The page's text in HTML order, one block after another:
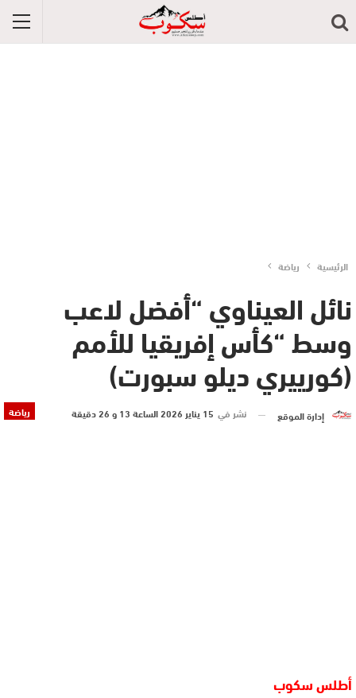
الرئيسية رياضة
نائل العيناوي “أفضل لاعب
وسط “كأس إفريقيا للأمم
(كورييري ديلو سبورت)
رياضة إدارة الموقع نشر في 15 يناير 2026 الساعة 13 و 26 دقيقة
أطلس سكوب